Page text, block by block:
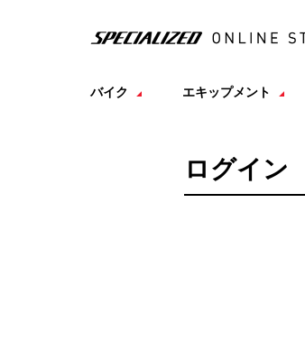
バイク エキップメント
ログイン